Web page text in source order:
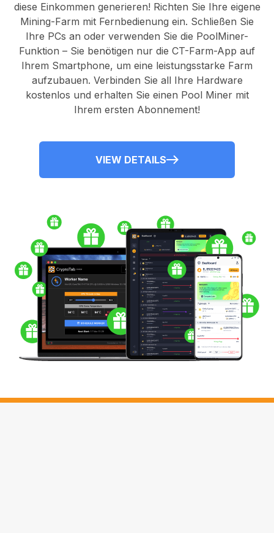
diese Einkommen generieren! Richten Sie Ihre eigene
Mining-Farm mit Fernbedienung ein. Schließen Sie
Ihre PCs an oder verwenden Sie die PoolMiner-
Funktion – Sie benötigen nur die CT-Farm-App auf
Ihrem Smartphone, um eine leistungsstarke Farm
aufzubauen. Verbinden Sie all Ihre Hardware
kostenlos und erhalten Sie einen Pool Minermit
Ihrem ersten Abonnement!
VIEW DETAILS